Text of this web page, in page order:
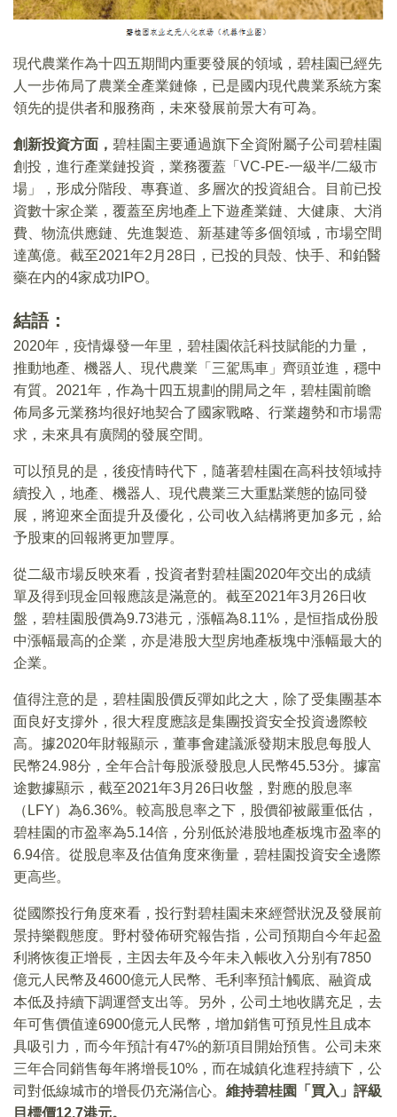
現代農業作為十四五期間内重要發展的領域，碧桂園已經先
人一步佈局了農業全產業鏈條，已是國内現代農業系統方案
領先的提供者和服務商，未來發展前景大有可為。
創新投資方面， 碧桂園主要通過旗下全資附屬子公司碧桂園
創投，進行產業鏈投資，業務覆蓋「VC-PE-一級半/二級市
場」，形成分階段、專賽道、多層次的投資組合。目前已投
資數十家企業，覆蓋至房地產上下遊產業鏈、大健康、大消
費、物流供應鏈、先進製造、新基建等多個領域，市場空間
達萬億。截至2021年2月28日，已投的貝殼、快手、和鉑醫
藥在内的4家成功IPO。
結語：
2020年，疫情爆發一年里，碧桂園依託科技賦能的力量，
推動地產、機器人、現代農業「三駕馬車」齊頭並進，穩中
有質。2021年，作為十四五規劃的開局之年，碧桂園前瞻
佈局多元業務均很好地契合了國家戰略、行業趨勢和市場需
求，未來具有廣闊的發展空間。
可以預見的是，後疫情時代下，隨著碧桂園在高科技領域持
續投入，地產、機器人、現代農業三大重點業態的協同發
展，將迎來全面提升及優化，公司收入結構將更加多元，給
予股東的回報將更加豐厚。
從二級市場反映來看，投資者對碧桂園2020年交出的成績
單及得到現金回報應該是滿意的。截至2021年3月26日收
盤，碧桂園股價為9.73港元，漲幅為8.11%，是恒指成份股
中漲幅最高的企業，亦是港股大型房地產板塊中漲幅最大的
企業。
值得注意的是，碧桂園股價反彈如此之大，除了受集團基本
面良好支撐外，很大程度應該是集團投資安全投資邊際較
高。據2020年財報顯示，董事會建議派發期末股息每股人
民幣24.98分，全年合計每股派發股息人民幣45.53分。據富
途數據顯示，截至2021年3月26日收盤，對應的股息率
（LFY）為6.36%。較高股息率之下，股價卻被嚴重低估，
碧桂園的市盈率為5.14倍，分别低於港股地產板塊市盈率的
6.94倍。從股息率及估值角度來衡量，碧桂園投資安全邊際
更高些。
從國際投行角度來看，投行對碧桂園未來經營狀況及發展前
景持樂觀態度。野村發佈研究報告指，公司預期自今年起盈
利將恢復正增長，主因去年及今年未入帳收入分别有7850
億元人民幣及4600億元人民幣、毛利率預計觸底、融資成
本低及持續下調運營支出等。另外，公司土地收購充足，去
年可售價值達6900億元人民幣，增加銷售可預見性且成本
具吸引力，而今年預計有47%的新項目開始預售。公司未來
三年合同銷售每年將增長10%，而在城鎮化進程持續下，公
司對低線城市的增長仍充滿信心。 維持碧桂園「買入」評級
目標價12.7港元。